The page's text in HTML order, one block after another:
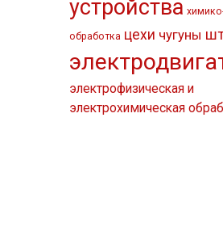
устройства
обработка цехи чугуны
электрофизическая и
электрохимическая